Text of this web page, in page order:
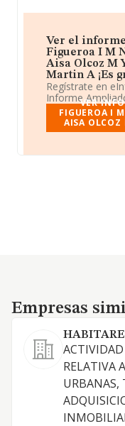
Ver el
Figueroa I M
Aisa Olcoz M
Martin A ¡Es
Regístrate en
InformeVER
FIGUEROA I
AISA OLCOZ
Empresas similares
Empresas
HABITARE
RELATIVA
URBANAS,